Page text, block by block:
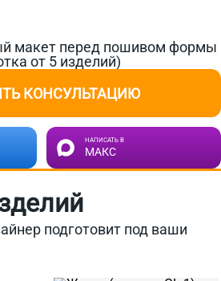
макет перед пошивом формы
от 5 изделий)
КОНСУЛЬТАЦИЮ
НАПИСАТЬ В
МАКС
подготовит под ваши